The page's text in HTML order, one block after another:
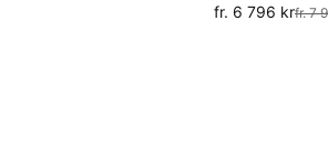
fr. 6 796 kr
Ordinarie pris:
fr. 7